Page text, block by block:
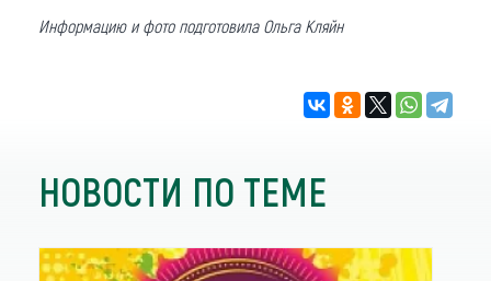
Информацию и фото подготовила Ольга Кляйн
НОВОСТИ ПО ТЕМЕ